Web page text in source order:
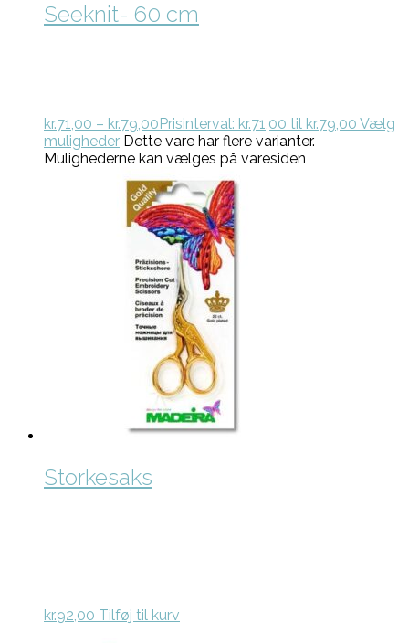
Seeknit- 60 cm
kr.71,00 – kr.79,00Prisinterval: kr.71,00 til kr.79,00 Vælg
muligheder Dette vare har flere varianter.
Mulighederne kan vælges på varesiden
Storkesaks
kr.92,00 Tilføj til kurv